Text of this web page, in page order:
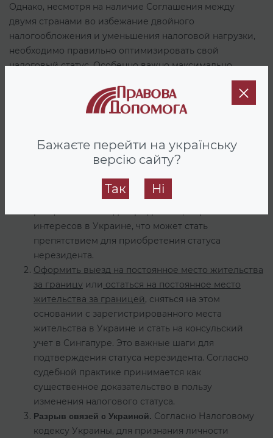
Однако, несмотря на наличие Соглашения между
двумя странами во избежание двойного
налогообложения и уменьшения налоговой нагрузки,
необходимо правильно оптимизировать свой
налоговый статус. Особенно важно максимально
минимизировать экономические, социальные и другие
привязки к Украине. Нашей Клиентке мы предложили
следующие шаги для достижения этой цели:
Отчуждение недвижимости
– владение
недвижимостью в Украине является одним из
важных факторов, свидетельствующих о связи
человека с Украиной. Наличие коммерческой
недвижимости или частного жилья может быть
интересов в Украине, что может стать
препятствием для приобретения статуса
нерезидента.
Оформить выезд на постоянное место жительства
за границу или остаться на постоянное место
жительства за границей, сняться на этом
основании с зарегистрированного места
жительства в Украине и стать на консульский
учет в Сингапуре. Это важные шаги для
подтверждения статуса нерезидента. Согласно
судебной практике принимается как
существенное доказательство в пользу
изменения налогового статуса.
Разрыв связей с Украиной. Согласно Налоговому
кодексу Украины, для признания личности
Бажаєте перейти на українську
версію сайту?
Так
Ні